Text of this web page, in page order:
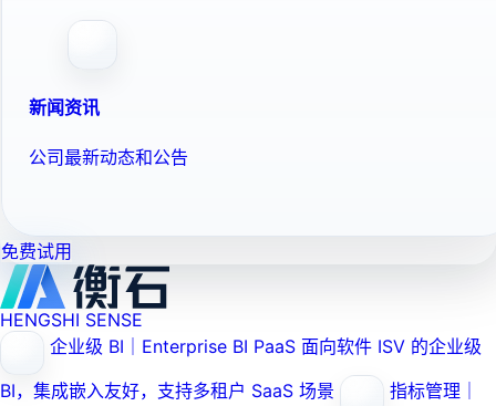
新闻资讯
公司最新动态和公告
免费试用
HENGSHI SENSE
企业级 BI｜Enterprise BI PaaS 面向软件 ISV 的企业级
BI，集成嵌入友好，支持多租户 SaaS 场景
指标管理｜